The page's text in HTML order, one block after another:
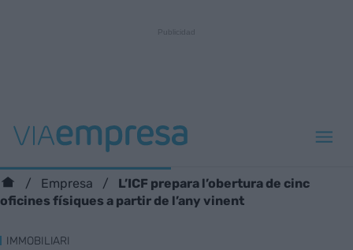
Empresa
L’ICF prepara l’obertura de cinc
oficines físiques a partir de l’any vinent
IMMOBILIARI